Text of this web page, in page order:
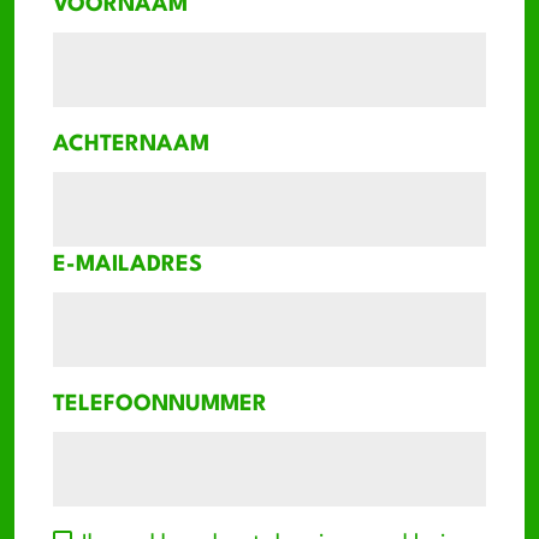
Goede beheersing van de
VOORNAAM
ACHTERNAAM
E-MAILADRES
TELEFOONNUMMER